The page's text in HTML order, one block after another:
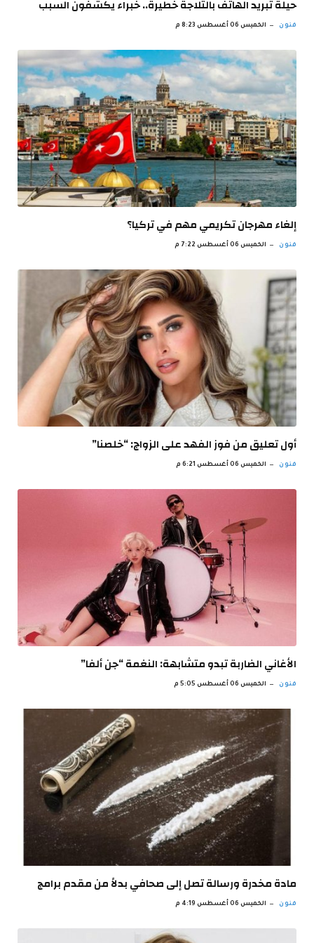
حيلة تبريد الهاتف بالثلاجة خطيرة.. خبراء يكشفون السبب
فنون الخميس 06 أغسطس 8:23 م
إلغاء مهرجان تكريمي مهم في تركيا؟
فنون الخميس 06 أغسطس 7:22 م
أول تعليق من فوز الفهد على الزواج: “خلصنا”
فنون الخميس 06 أغسطس 6:21 م
الأغاني الضاربة تبدو متشابهة: النغمة “جن ألفا”
فنون الخميس 06 أغسطس 5:05 م
مادة مخدرة ورسالة تصل إلى صحافي بدلاً من مقدم برامج
فنون الخميس 06 أغسطس 4:19 م